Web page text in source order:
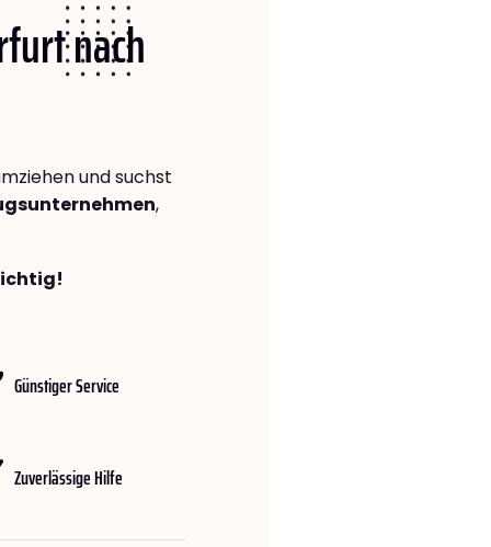
nach
und suchst
,
Günstiger Service
Zuverlässige Hilfe